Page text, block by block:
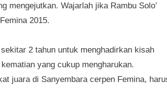
mengejutkan. Wajarlah jika Rambu Solo’
2015.
2 tahun untuk menghadirkan kisah
yang cukup mengharukan.
juara di Sanyembara cerpen Femina,